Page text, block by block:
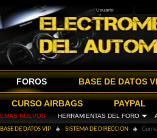
FOROS
NUEVOS HERRAMIENTAS DEL FORO
BASE DE DATOS
CURSO AIRBAGS PAYPAL
BASE DE DATOS VIP SISTEMA DE DIRECCION